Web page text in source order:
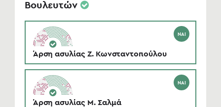
Βουλευτών
ΝΑΙ
Άρση ασυλίας Ζ. Κωνσταντοπούλου
ΝΑΙ
Άρση ασυλίας Μ. Σαλμά